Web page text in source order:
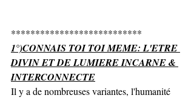
***************************
1°)CONNAIS TOI TOI MEME: L'ETRE
DIVIN ET DE LUMIERE INCARNE &
INTERCONNECTE
Il y a de nombreuses variantes, l'humanité